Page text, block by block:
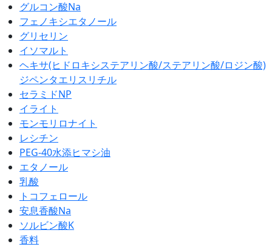
グルコン酸Na
フェノキシエタノール
グリセリン
イソマルト
ヘキサ(ヒドロキシステアリン酸/ステアリン酸/ロジン酸)
ジペンタエリスリチル
セラミドNP
イライト
モンモリロナイト
レシチン
PEG-40水添ヒマシ油
エタノール
乳酸
トコフェロール
安息香酸Na
ソルビン酸K
香料